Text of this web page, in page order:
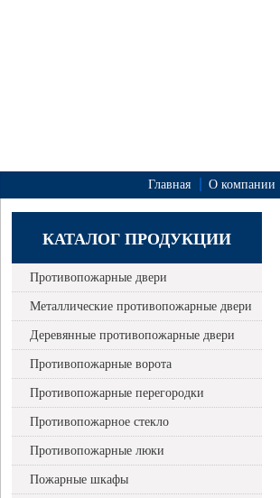
Главная О компании
КАТАЛОГ ПРОДУКЦИИ
Противопожарные двери
Металлические противопожарные двери
Деревянные противопожарные двери
Противопожарные ворота
Противопожарные перегородки
Противопожарное стекло
Противопожарные люки
Пожарные шкафы